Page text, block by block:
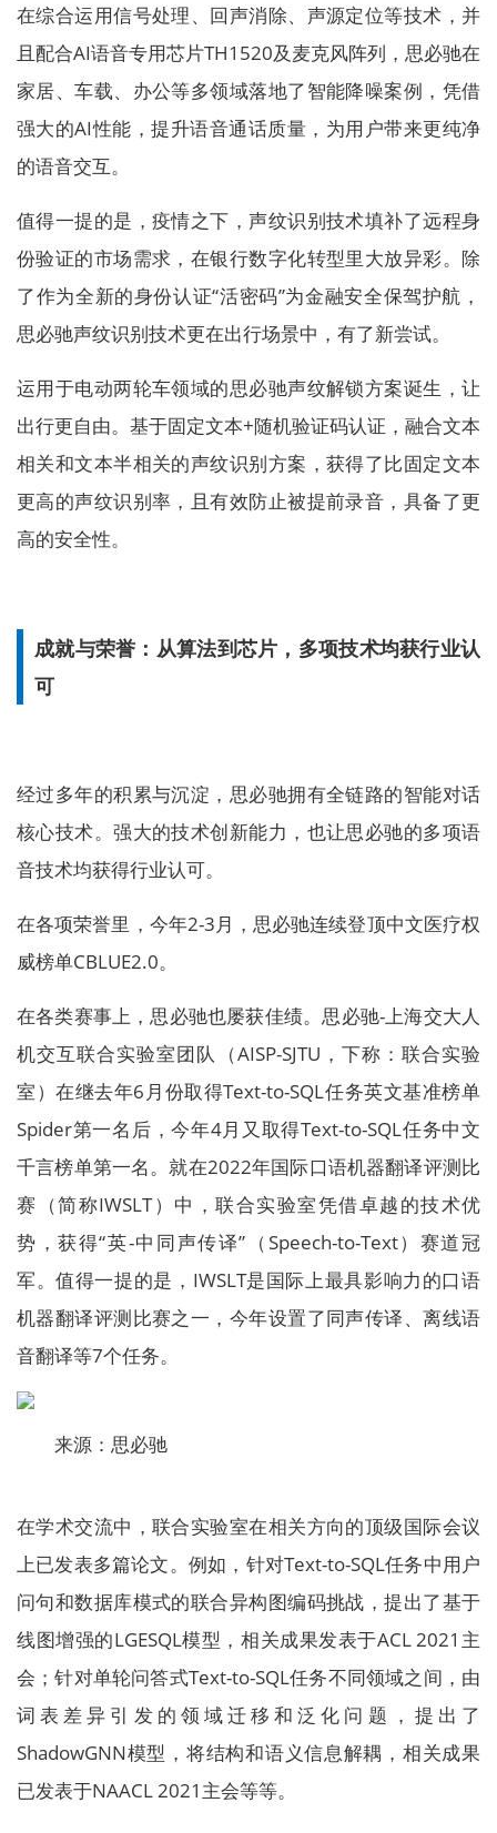
在综合运用信号处理、回声消除、声源定位等技术，并
且配合AI语音专用芯片TH1520及麦克风阵列，思必驰在
家居、车载、办公等多领域落地了智能降噪案例，凭借
强大的AI性能，提升语音通话质量，为用户带来更纯净
的语音交互。
值得一提的是，疫情之下，声纹识别技术填补了远程身
份验证的市场需求，在银行数字化转型里大放异彩。除
了作为全新的身份认证“活密码”为金融安全保驾护航，
思必驰声纹识别技术更在出行场景中，有了新尝试。
运用于电动两轮车领域的思必驰声纹解锁方案诞生，让
出行更自由。基于固定文本+随机验证码认证，融合文本
相关和文本半相关的声纹识别方案，获得了比固定文本
更高的声纹识别率，且有效防止被提前录音，具备了更
高的安全性。
成就与荣誉：从算法到芯片，多项技术均获行业认
可
经过多年的积累与沉淀，思必驰拥有全链路的智能对话
核心技术。强大的技术创新能力，也让思必驰的多项语
音技术均获得行业认可。
在各项荣誉里，今年2-3月，思必驰连续登顶中文医疗权
威榜单CBLUE2.0。
在各类赛事上，思必驰也屡获佳绩。思必驰-上海交大人
机交互联合实验室团队（AISP-SJTU，下称：联合实验
室）在继去年6月份取得Text-to-SQL任务英文基准榜单
Spider第一名后，今年4月又取得Text-to-SQL任务中文
千言榜单第一名。就在2022年国际口语机器翻译评测比
赛（简称IWSLT）中，联合实验室凭借卓越的技术优
势，获得“英-中同声传译”（Speech-to-Text）赛道冠
军。值得一提的是，IWSLT是国际上最具影响力的口语
机器翻译评测比赛之一，今年设置了同声传译、离线语
音翻译等7个任务。
来源：思必驰
在学术交流中，联合实验室在相关方向的顶级国际会议
上已发表多篇论文。例如，针对Text-to-SQL任务中用户
问句和数据库模式的联合异构图编码挑战，提出了基于
线图增强的LGESQL模型，相关成果发表于ACL 2021主
会；针对单轮问答式Text-to-SQL任务不同领域之间，由
词表差异引发的领域迁移和泛化问题，提出了
ShadowGNN模型，将结构和语义信息解耦，相关成果
已发表于NAACL 2021主会等等。